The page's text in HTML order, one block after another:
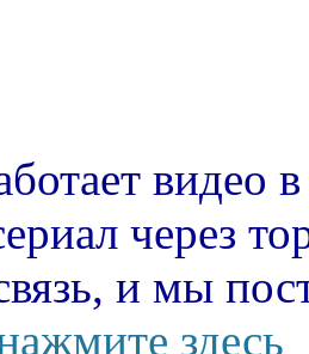
видео
через
и мы
здесь